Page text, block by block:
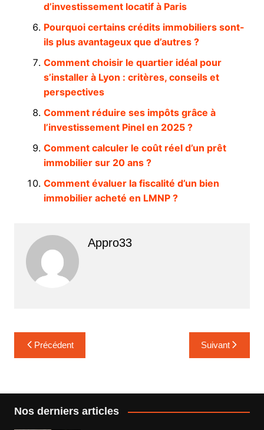
d’investissement locatif à Paris
Pourquoi certains crédits immobiliers sont-
ils plus avantageux que d’autres ?
Comment choisir le quartier idéal pour
s’installer à Lyon : critères, conseils et
perspectives
Comment réduire ses impôts grâce à
l’investissement Pinel en 2025 ?
Comment calculer le coût réel d’un prêt
immobilier sur 20 ans ?
Comment évaluer la fiscalité d’un bien
immobilier acheté en LMNP ?
Appro33
Navigation
de
Précédent Suivant
Nos derniers articles